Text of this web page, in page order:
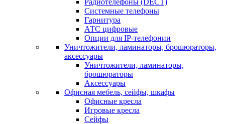
Радиотелефоны (DECT)
Системные телефоны
Гарнитура
АТС цифровые
Опции для IP-телефонии
Уничтожители, ламинаторы, брошюраторы,
аксессуары
Уничтожители, ламинаторы,
брошюраторы
Аксессуары
Офисная мебель, сейфы, шкафы
Офисные кресла
Игровые кресла
Сейфы